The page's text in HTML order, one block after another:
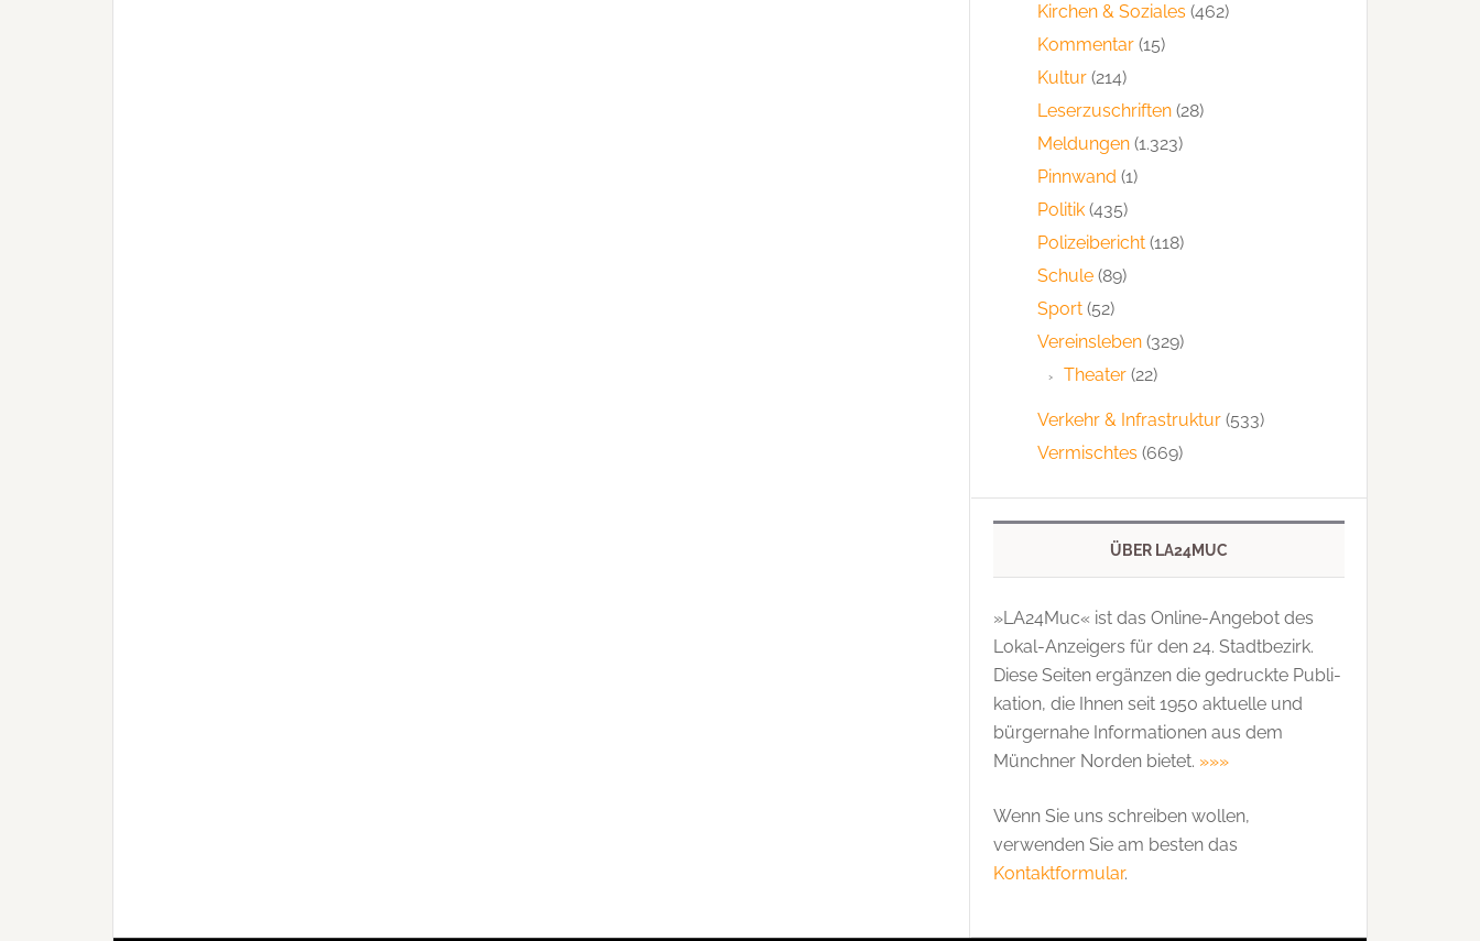
Kirchen & Soziales (462)
Kommentar (15)
Kultur (214)
Leserzuschriften (28)
Meldungen (1.323)
Pinnwand (1)
Politik (435)
Polizeibericht (118)
Schule (89)
Sport (52)
Vereinsleben (329)
Theater (22)
Verkehr & Infrastruktur (533)
Vermischtes (669)
ÜBER LA24MUC
»LA24Muc« ist das Online-Angebot des
Lokal-Anzeigers für den 24. Stadtbezirk.
Diese Seiten ergänzen die gedruckte Publi­
kation, die Ihnen seit 1950 aktuelle und
bürgernahe Informationen aus dem
Münchner Norden bietet. »»»
Wenn Sie uns schreiben wollen,
verwenden Sie am besten das
Kontaktformular.